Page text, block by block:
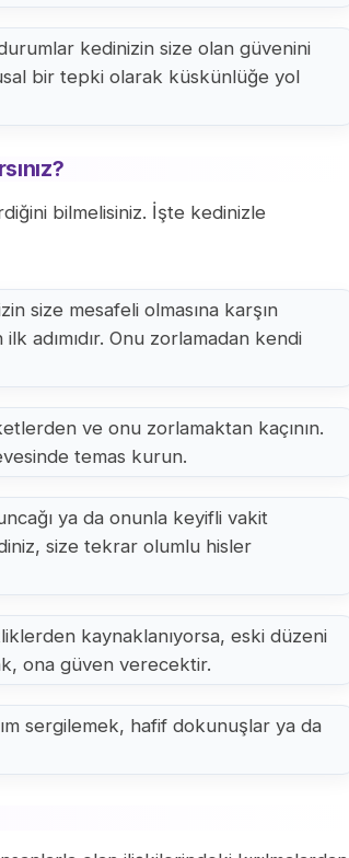
kedinizin size olan güvenini
bir tepki olarak küskünlüğe yol
bilmelisiniz. İşte kedinizle
size mesafeli olmasına karşın
adımıdır. Onu zorlamadan kendi
ve onu zorlamaktan kaçının.
temas kurun.
ya da onunla keyifli vakit
size tekrar olumlu hisler
kaynaklanıyorsa, eski düzeni
ona güven verecektir.
sergilemek, hafif dokunuşlar ya da